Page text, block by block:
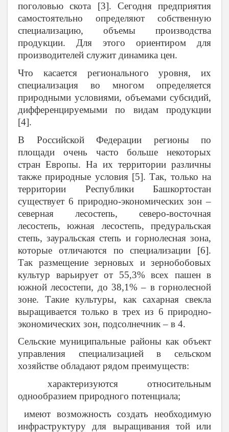
поголовью скота [3]. Сегодня предприятия
самостоятельно определяют собственную
специализацию, объемы производства
продукции. Для этого ориентиром для
производителей служит динамика цен.
Что касается регионального уровня, их
специализация во многом определяется
природными условиями, объемами субсидий,
дифференцируемыми по видам продукции
[4].
В Российской Федерации регионы по
площади очень часто больше некоторых
стран Европы. На их территории различны
также природные условия [5]. Так, только на
территории Республики Башкортостан
существует 6 природно-экономических зон –
северная лесостепь, северо-восточная
лесостепь, южная лесостепь, предуральская
степь, зауральская степь и горнолесная зона,
которые отличаются по специализации [6].
Так размещение зерновых и зернобобовых
культур варьирует от 55,3% всех пашен в
южной лесостепи, до 38,1% – в горнолесной
зоне. Такие культуры, как сахарная свекла
выращивается только в трех из 6 природно-
экономических зон, подсолнечник – в 4.
Сельские муниципальные районы как объект
управления специализацией в сельском
хозяйстве обладают рядом преимуществ:
характеризуются относительным
однообразием природного потенциала;
имеют возможность создать необходимую
инфраструктуру для выращивания той или